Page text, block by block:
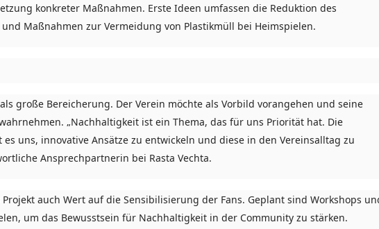
konkreter Maßnahmen. Erste Ideen umfassen die Reduktion des
Maßnahmen zur Vermeidung von Plastikmüll bei Heimspielen.
große Bereicherung. Der Verein möchte als Vorbild vorangehen und seine
„Nachhaltigkeit ist ein Thema, das für uns Priorität hat. Die
uns, innovative Ansätze zu entwickeln und diese in den Vereinsalltag zu
Ansprechpartnerin bei Rasta Vechta.
auch Wert auf die Sensibilisierung der Fans. Geplant sind Workshops
um das Bewusstsein für Nachhaltigkeit in der Community zu stärken.